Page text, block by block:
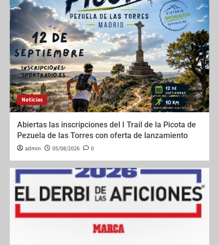
Noticias
Abiertas las inscripciones del I Trail de la Picota de
Pezuela de las Torres con oferta de lanzamiento
admin 05/08/2026 0